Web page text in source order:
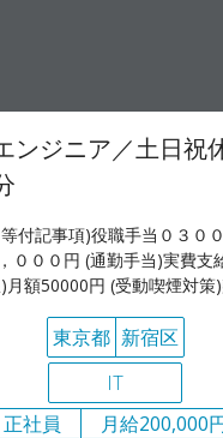
ンジニア／土日祝
付記事項)役職手当０３０
０００円 (通勤手当)実費支
月額50000円 (受動喫煙対策
東京都 新宿区
IT
正社員
月給200,000